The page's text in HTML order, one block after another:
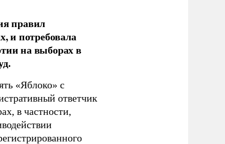
правил
и потребовала
на выборах в
«Яблоко» с
ответчик
в частности,